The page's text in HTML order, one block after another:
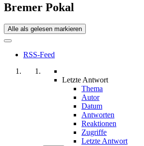
Bremer Pokal
Alle als gelesen markieren
RSS-Feed
Letzte Antwort
Thema
Autor
Datum
Antworten
Reaktionen
Zugriffe
Letzte Antwort